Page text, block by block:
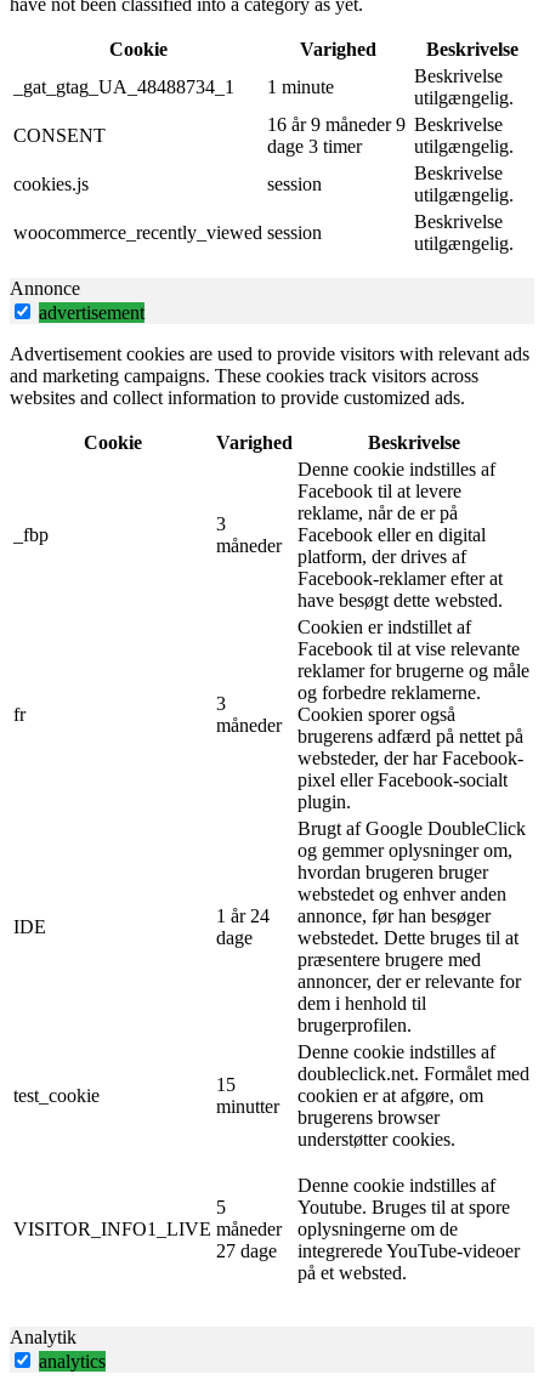
have not been classified into a category as yet.
Cookie Varighed
Beskrivelse
_gat_gtag_UA_48488734_1
1 minute
Beskrivelse
utilgængelig.
CONSENT
16 år 9 måneder 9
dage 3 timer
Beskrivelse
utilgængelig.
cookies.js
session
Beskrivelse
utilgængelig.
woocommerce_recently_viewed session
Beskrivelse
utilgængelig.
Annonce
advertisement
Advertisement cookies are used to provide visitors with relevant ads
and marketing campaigns. These cookies track visitors across
websites and collect information to provide customized ads.
Cookie Varighed Beskrivelse
_fbp
3
måneder
Denne cookie indstilles af
Facebook til at levere
reklame, når de er på
Facebook eller en digital
platform, der drives af
Facebook-reklamer efter at
have besøgt dette websted.
fr
3
måneder
Cookien er indstillet af
Facebook til at vise relevante
reklamer for brugerne og måle
og forbedre reklamerne.
Cookien sporer også
brugerens adfærd på nettet på
websteder, der har Facebook-
pixel eller Facebook-socialt
plugin.
IDE
1 år 24
dage
Brugt af Google DoubleClick
og gemmer oplysninger om,
hvordan brugeren bruger
webstedet og enhver anden
annonce, før han besøger
webstedet. Dette bruges til at
præsentere brugere med
annoncer, der er relevante for
dem i henhold til
brugerprofilen.
test_cookie
15
minutter
Denne cookie indstilles af
doubleclick.net. Formålet med
cookien er at afgøre, om
brugerens browser
understøtter cookies.
VISITOR_INFO1_LIVE
5
måneder
27 dage
Denne cookie indstilles af
Youtube. Bruges til at spore
oplysningerne om de
integrerede YouTube-videoer
på et websted.
Analytik
analytics